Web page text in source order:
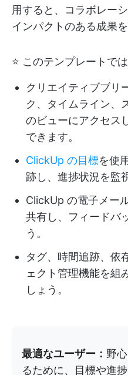
用すると、コラボレー
インパクトのある成果
⭐ このテンプレートで
クリエイティブブリ
ク、タイムライン、
のビューにアクセス
できます。
ClickUp の目標を使
跡し、進捗状況を監
ClickUp の電子メー
共有し、フィードバ
う。
タグ、時間追跡、依
ェクト管理機能を組
しょう。
最適なユーザー： 野
るために、目標や進